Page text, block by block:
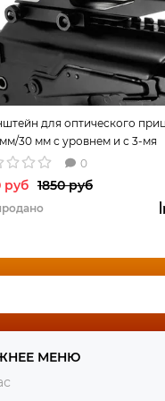
для оптического
30 мм с уровнем и с 3-мя
Weaver/Picattiny
0
руб 1850 руб
МЕНЮ